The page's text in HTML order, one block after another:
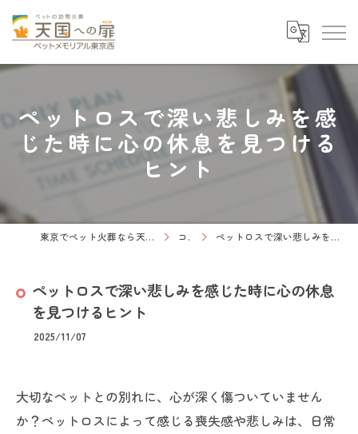
ペットロスで深い悲しみを感
じた時に心の休息を見つける
ヒント
東京でペット火葬なら天国への扉 ペットメモリアル東京西 コラム ペットロスで深い悲しみを感じた時に心の休息を見つけるヒント
ペットロスで深い悲しみを感じた時に心の休息
を見つけるヒント
2025/11/07
大切なペットとの別れに、心が深く傷ついていません
か？ペットロスによって感じる喪失感や悲しみは、日常